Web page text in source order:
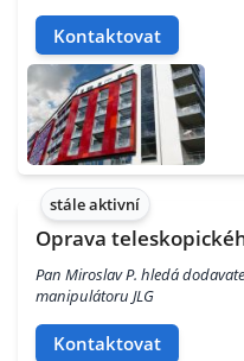
Kontaktovat
stále aktivní
Oprava
Pan Miroslav P. hledá
manipulátoru JLG
Kontaktovat